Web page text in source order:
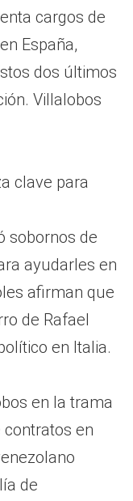
cargos de
España,
dos últimos
Villalobos
clave para
sobornos de
ayudarles en
afirman que
de Rafael
en Italia.
en la trama
en
de